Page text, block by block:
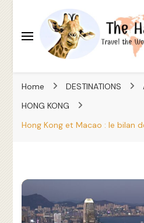
The Hairy
Home
DESTINATIONS
HONG KONG
Hong Kong et Macao : le bilan